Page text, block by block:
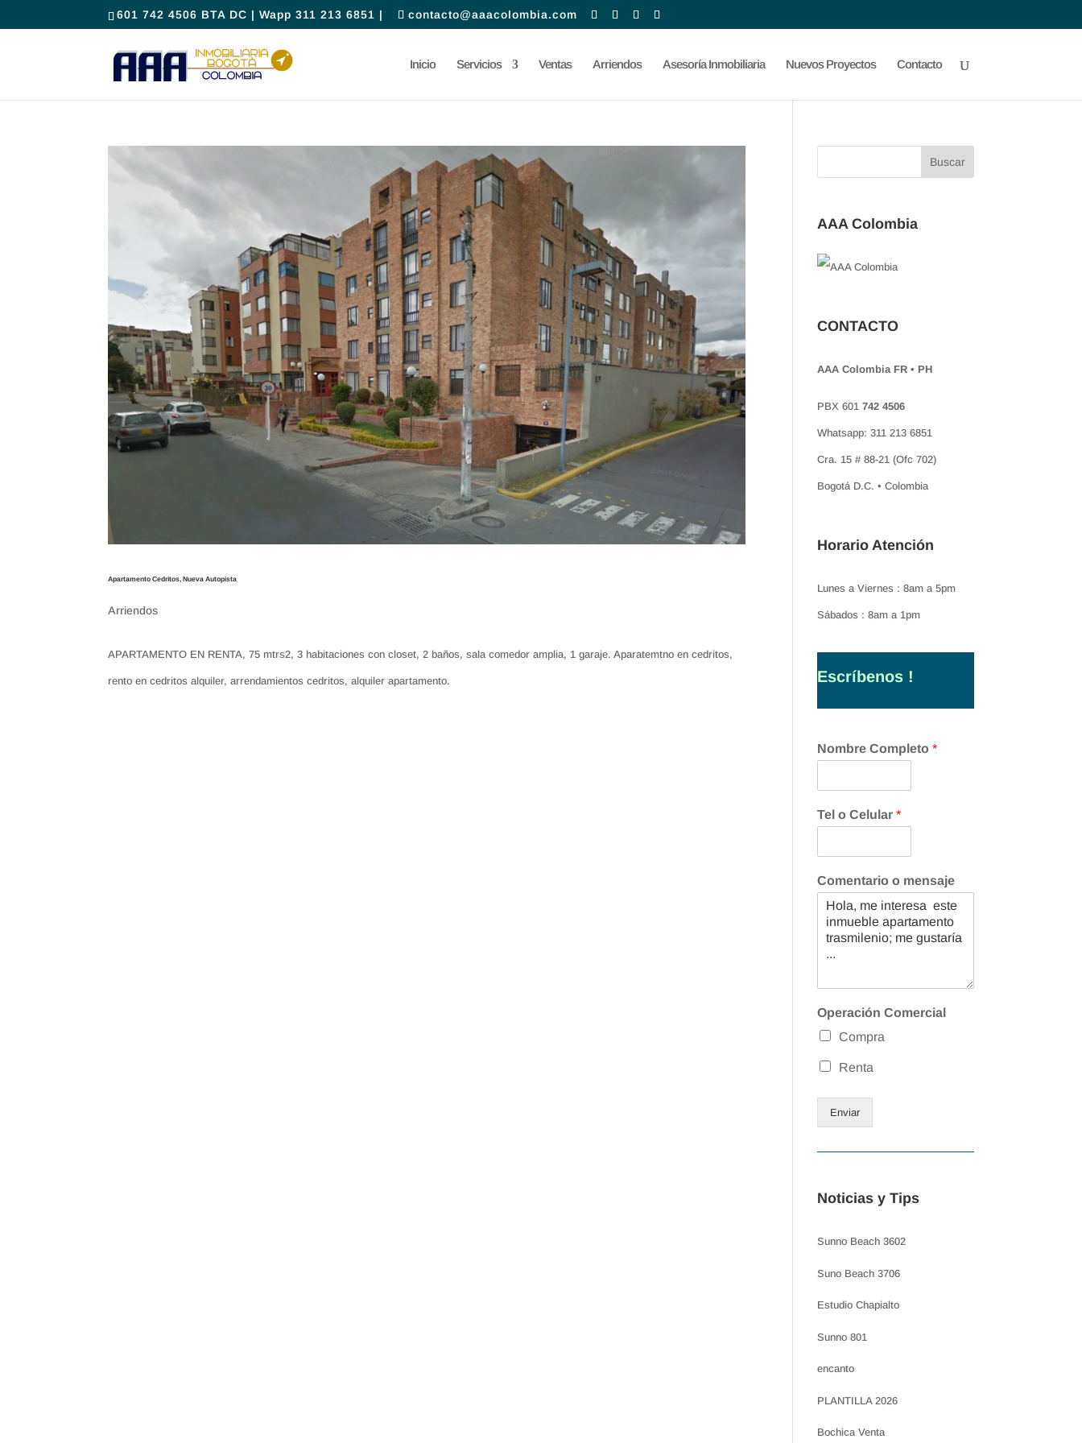
601 742 4506 BTA DC | Wapp 311 213 6851 | contacto@aaacolombia.com
Inicio Servicios Ventas Arriendos Asesoría Inmobiliaria Nuevos Proyectos Contacto
Apartamento Cedritos, Nueva Autopista
Arriendos
APARTAMENTO EN RENTA, 75 mtrs2, 3 habitaciones con closet, 2 baños, sala comedor amplia, 1 garaje. Aparatemtno en cedritos,
rento en cedritos alquiler, arrendamientos cedritos, alquiler apartamento.
AAA Colombia
CONTACTO
AAA Colombia FR • PH
PBX 601742 4506
Whatsapp: 311 213 6851
Cra. 15 # 88-21 (Ofc 702)
Bogotá D.C. • Colombia
Horario Atención
Lunes a Viernes : 8am a 5pm
Sábados : 8am a 1pm
Escríbenos !
Nombre Completo*
Tel o Celular*
Comentario o mensaje
Operación Comercial
Compra
Renta
Enviar
Noticias y Tips
Sunno Beach 3602
Suno Beach 3706
Estudio Chapialto
Sunno 801
encanto
PLANTILLA 2026
Bochica Venta